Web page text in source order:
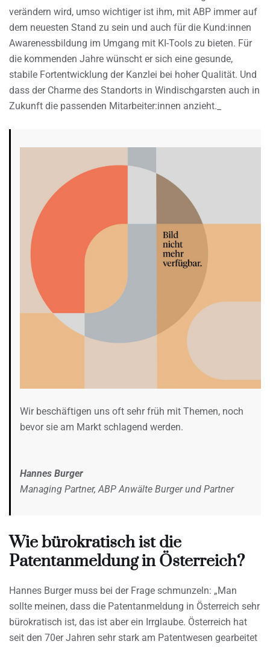
verändern wird, umso wichtiger ist ihm, mit ABP immer auf
dem neuesten Stand zu sein und auch für die Kund:innen
Awarenessbildung im Umgang mit KI-Tools zu bieten. Für
die kommenden Jahre wünscht er sich eine gesunde,
stabile Fortentwicklung der Kanzlei bei hoher Qualität. Und
dass der Charme des Standorts in Windischgarsten auch in
Zukunft die passenden Mitarbeiter:innen anzieht._
Wir beschäftigen uns oft sehr früh mit Themen, noch
bevor sie am Markt schlagend werden.
Hannes Burger
Managing Partner, ABP Anwälte Burger und Partner
Wie bürokratisch ist die
Patentanmeldung in Österreich?
Hannes Burger muss bei der Frage schmunzeln: „Man
sollte meinen, dass die Patentanmeldung in Österreich sehr
bürokratisch ist, das ist aber ein Irrglaube. Österreich hat
seit den 70er Jahren sehr stark am Patentwesen gearbeitet